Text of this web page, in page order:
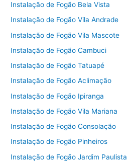
Instalação de Fogão Bela Vista
Instalação de Fogão Vila Andrade
Instalação de Fogão Vila Mascote
Instalação de Fogão Cambuci
Instalação de Fogão Tatuapé
Instalação de Fogão Aclimação
Instalação de Fogão Ipiranga
Instalação de Fogão Vila Mariana
Instalação de Fogão Consolação
Instalação de Fogão Pinheiros
Instalação de Fogão Jardim Paulista